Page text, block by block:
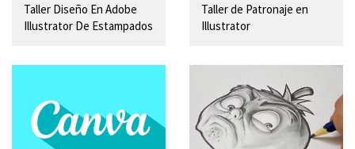
Taller Diseño En Adobe
Illustrator De Estampados
Taller de Patronaje en
Illustrator